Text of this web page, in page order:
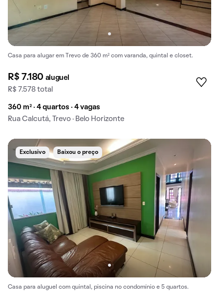
Casa para alugar em Trevo de 360 m² com varanda, quintal e closet.
R$ 7.180 aluguel
R$ 7.578 total
360 m² · 4 quartos · 4 vagas
Rua Calcutá, Trevo · Belo Horizonte
Exclusivo Baixou o preço
Casa para aluguel com quintal, piscina no condomínio e 5 quartos.